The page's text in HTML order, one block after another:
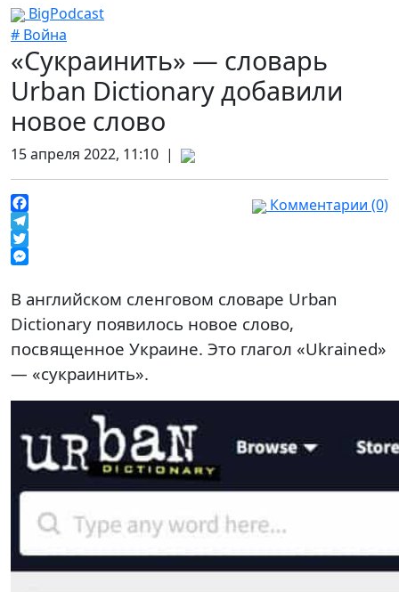
BigPodcast
# Война
«Сукраинить» — словарь
Urban Dictionary добавили
новое слово
15 апреля 2022, 11:10 |
Facebook
Telegram
Twitter
Комментарии (0)
В английском сленговом словаре Urban
Dictionary появилось новое слово,
посвященное Украине. Это глагол «Ukrained»
— «сукраинить».